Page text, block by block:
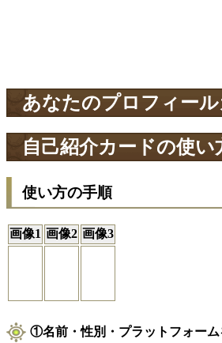
あなたのプロフィール
自己紹介カードの使い
使い方の手順
画像1 画像2 画像3
①名前・性別・プラットフォーム